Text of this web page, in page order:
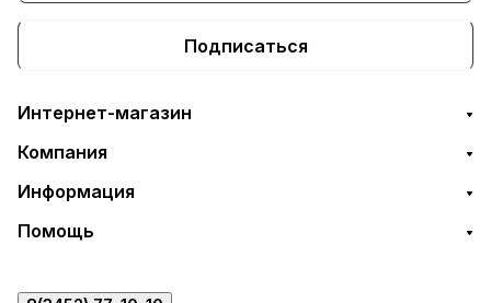
Подписаться
Интернет-магазин
Компания
Информация
Помощь